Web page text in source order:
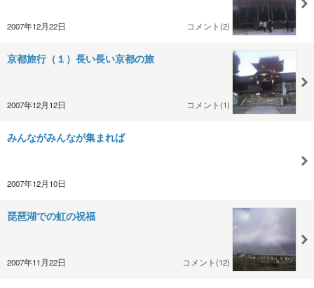
2007年12月22日 コメント(2)
京都旅行（１）長い長い京都の旅
2007年12月12日 コメント(1)
みんながみんなが集まれば
2007年12月10日
琵琶湖での虹の祝福
2007年11月22日 コメント(12)